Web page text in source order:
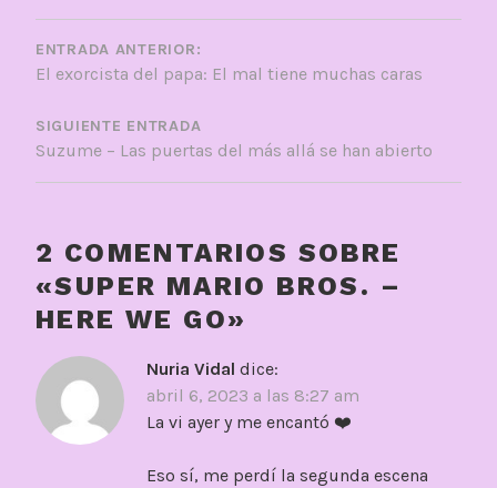
NAVEGACIÓN
DE
ENTRADAS
ENTRADA ANTERIOR:
El exorcista del papa: El mal tiene muchas caras
SIGUIENTE ENTRADA
Suzume – Las puertas del más allá se han abierto
2 COMENTARIOS SOBRE
«SUPER MARIO BROS. –
HERE WE GO»
Nuria Vidal dice:
abril 6, 2023 a las 8:27 am
La vi ayer y me encantó ❤️
Eso sí, me perdí la segunda escena